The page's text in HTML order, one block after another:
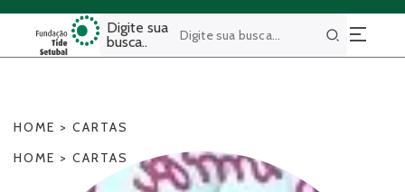
Digite sua
busca..
Buscar
HOME > CARTAS
HOME > CARTAS